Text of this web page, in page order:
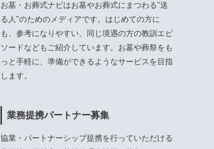
お墓・お葬式ナビはお墓やお葬式にまつわる"送
る人"のためのメディアです。はじめての方に
も、参考になりやすい、同じ境遇の方の教訓エピ
ソードなどもご紹介しています。お墓や葬祭をも
っと手軽に、準備ができるようなサービスを目指
します。
業務提携パートナー募集
協業・パートナーシップ提携を行っていただける